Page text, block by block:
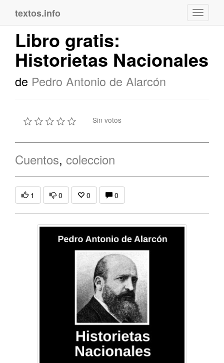
textos.info
Libro gratis:
Historietas Nacionales
de Pedro Antonio de Alarcón
Sin votos
Cuentos, coleccion
1 0 0 0